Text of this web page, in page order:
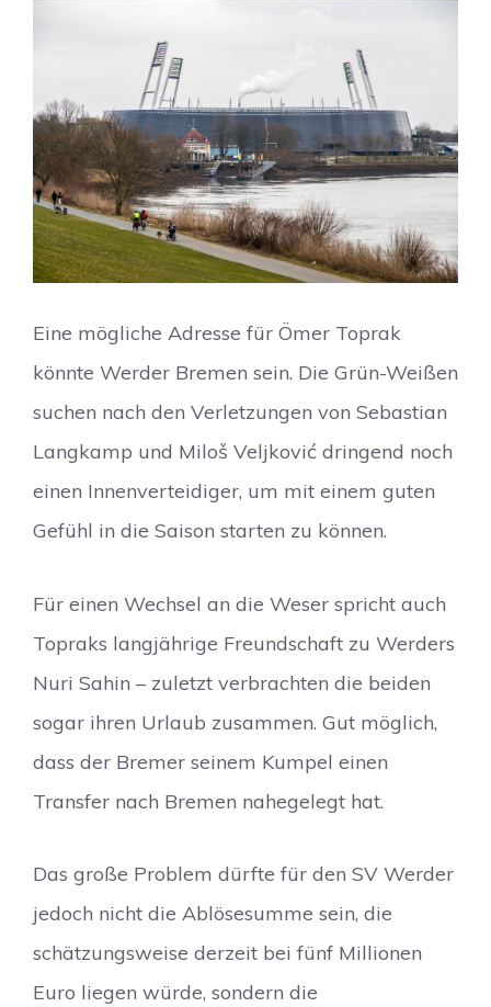
Eine mögliche Adresse für Ömer Toprak
könnte Werder Bremen sein. Die Grün-Weißen
suchen nach den Verletzungen von Sebastian
Langkamp und Miloš Veljković dringend noch
einen Innenverteidiger, um mit einem guten
Gefühl in die Saison starten zu können.
Für einen Wechsel an die Weser spricht auch
Topraks langjährige Freundschaft zu Werders
Nuri Sahin – zuletzt verbrachten die beiden
sogar ihren Urlaub zusammen. Gut möglich,
dass der Bremer seinem Kumpel einen
Transfer nach Bremen nahegelegt hat.
Das große Problem dürfte für den SV Werder
jedoch nicht die Ablösesumme sein, die
schätzungsweise derzeit bei fünf Millionen
Euro liegen würde, sondern die